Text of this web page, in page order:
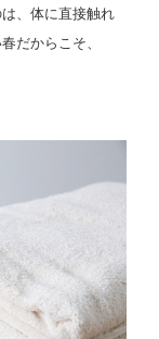
、体に直接触れ
だからこそ、